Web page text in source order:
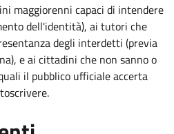
maggiorenni capaci di intendere
dell'identità), ai tutori che
degli interdetti (previa
e ai cittadini che non sanno o
il pubblico ufficiale accerta